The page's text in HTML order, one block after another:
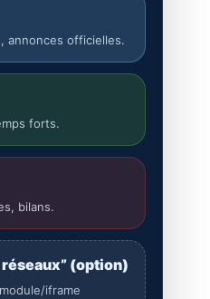
annonces officielles.
forts.
bilans.
(option)
iframe